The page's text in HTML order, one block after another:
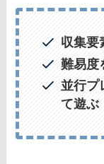
収集要
難易度
並行プ
て遊ぶ